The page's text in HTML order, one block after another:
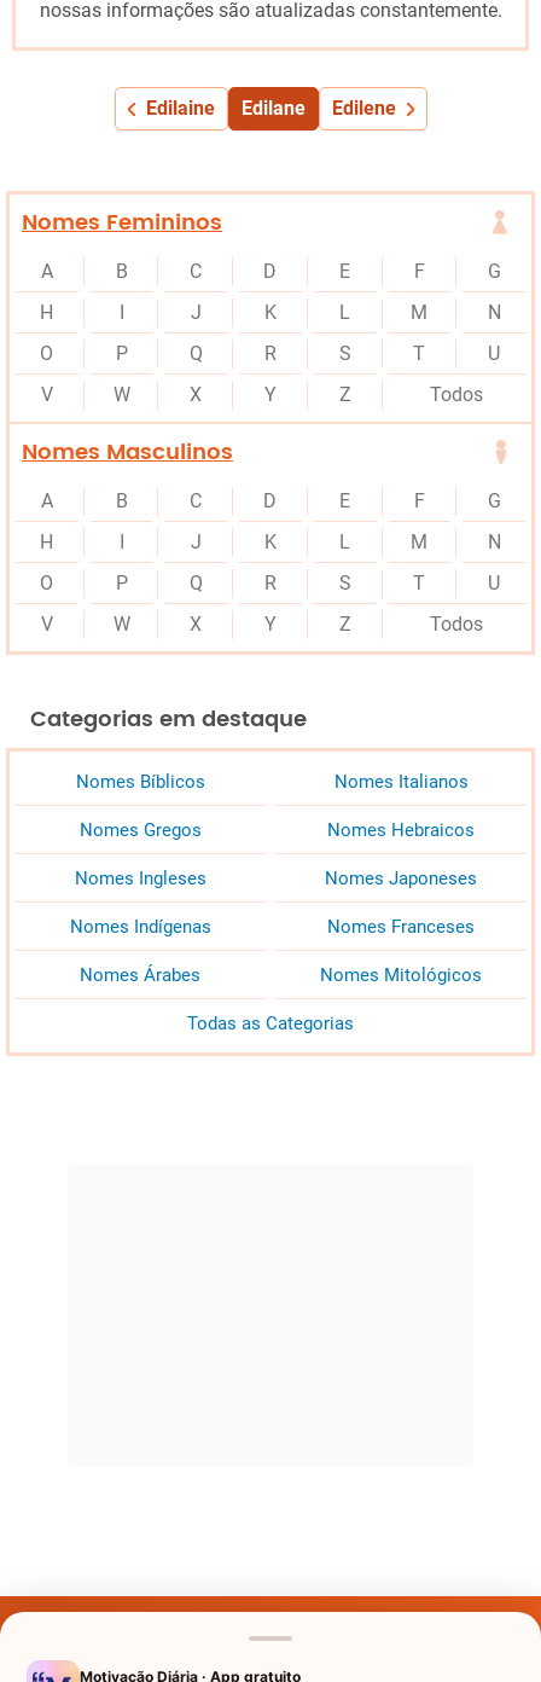
nossas informações são atualizadas constantemente.
Edilaine Edilane Edilene
Nomes Femininos
A B C D E F
G
H
J K L M
N
O
P Q R S T
U
V
W X Y Z Todos
Nomes Masculinos
A B C D E F
G
H
J K L M
N
O
P Q R S T
U
V
W X Y Z Todos
Categorias em destaque
Nomes Bíblicos Nomes Italianos
Nomes Gregos Nomes Hebraicos
Nomes Ingleses Nomes Japoneses
Nomes Indígenas Nomes Franceses
Nomes Árabes Nomes Mitológicos
Todas as Categorias
Nomes pelo Mundo
Motivação Diária · App gratuito